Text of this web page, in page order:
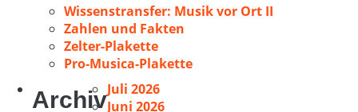
Wissenstransfer: Musik vor Ort II
Zahlen und Fakten
Zelter-Plakette
Pro-Musica-Plakette
ArchivJuli 2026
Juni 2026